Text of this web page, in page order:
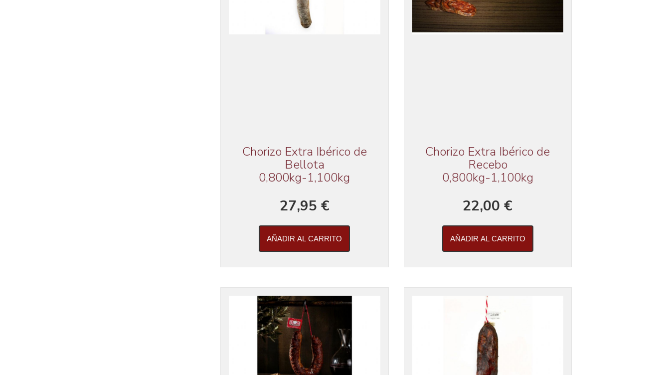
Chorizo Extra Ibérico de
Bellota
0,800kg-1,100kg
27,95 €
AÑADIR AL CARRITO
Chorizo Extra Ibérico de
Recebo
0,800kg-1,100kg
22,00 €
AÑADIR AL CARRITO